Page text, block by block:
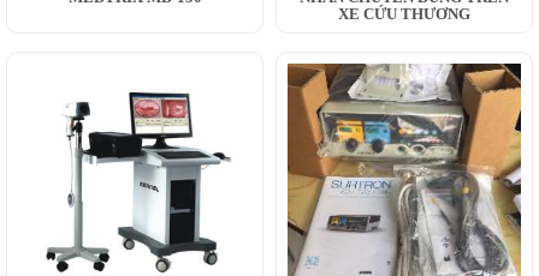
XE CỨU THƯƠNG